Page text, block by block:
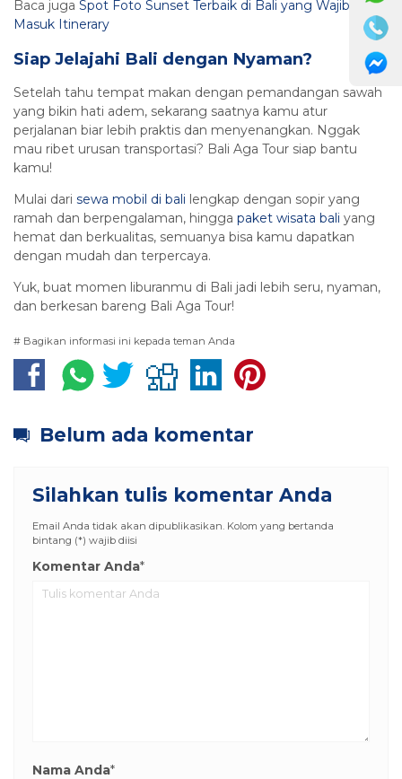
Baca juga Spot Foto Sunset Terbaik di Bali yang Wajib
Masuk Itinerary
Siap Jelajahi Bali dengan Nyaman?
Setelah tahu tempat makan dengan pemandangan sawah
yang bikin hati adem, sekarang saatnya kamu atur
perjalanan biar lebih praktis dan menyenangkan. Nggak
mau ribet urusan transportasi? Bali Aga Tour siap bantu
kamu!
Mulai dari sewa mobil di bali lengkap dengan sopir yang
ramah dan berpengalaman, hingga paket wisata bali yang
hemat dan berkualitas, semuanya bisa kamu dapatkan
dengan mudah dan terpercaya.
Yuk, buat momen liburanmu di Bali jadi lebih seru, nyaman,
dan berkesan bareng Bali Aga Tour!
# Bagikan informasi ini kepada teman Anda
Belum ada komentar
Silahkan tulis komentar Anda
Email Anda tidak akan dipublikasikan. Kolom yang bertanda
bintang (*) wajib diisi
Komentar Anda*
Nama Anda*